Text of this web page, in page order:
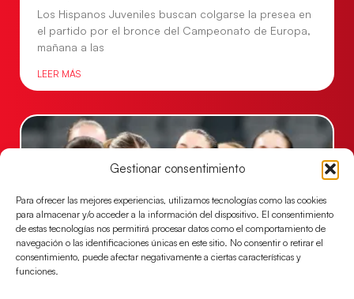
Gestionar consentimiento
Para ofrecer las mejores experiencias, utilizamos tecnologías como las cookies
para almacenar y/o acceder a la información del dispositivo. El consentimiento
de estas tecnologías nos permitirá procesar datos como el comportamiento de
navegación o las identificaciones únicas en este sitio. No consentir o retirar el
consentimiento, puede afectar negativamente a ciertas características y
funciones.
Los Hispanos Juveniles buscan colgarse la presea en
el partido por el bronce del Campeonato de Europa,
mañana a las
LEER MÁS